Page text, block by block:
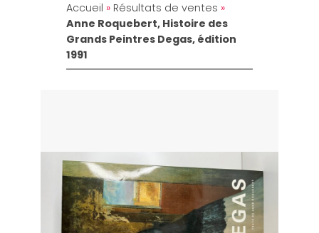
Accueil » Résultats de ventes »
Anne Roquebert, Histoire des
Grands Peintres Degas, édition
1991